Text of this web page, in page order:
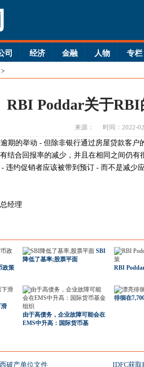
司 经济 金融 人物 专栏
>
RBI Poddar关于RBI
来源： 时间：2022-
期的举动 - 但除非银行通过房屋贷款客户
结合回报率的减少，并且在相同之间仍
- 违约促销者应该被带到预订 - 而不是减少
经理
政策
SBI
降低了基率;股票平面
RBI
由于高债务，企业故障可能会在
EMS中升高：国际货币基
徘徊在
西破产单位文件
IDFC获取